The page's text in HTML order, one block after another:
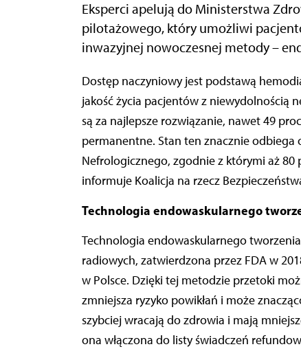
Eksperci apelują do Ministerstwa
pilotażowego, który umożliwi
inwazyjnej nowoczesnej metody –
Dostęp naczyniowy jest podstawą hemodializy, mającej bezpośredni wpływ na przeżywalność i
jakość życia pacjentów z niewydolnością
są za najlepsze rozwiązanie, nawet 49
permanentne. Stan ten znacznie odbiega
Nefrologicznego, zgodnie z którymi aż
informuje Koalicja na rzecz
Technologia endowaskularnego
Technologia endowaskularnego
radiowych, zatwierdzona przez FDA w
w Polsce. Dzięki tej metodzie przetoki
zmniejsza ryzyko powikłań i może
szybciej wracają do zdrowia i mają
ona włączona do listy świadczeń